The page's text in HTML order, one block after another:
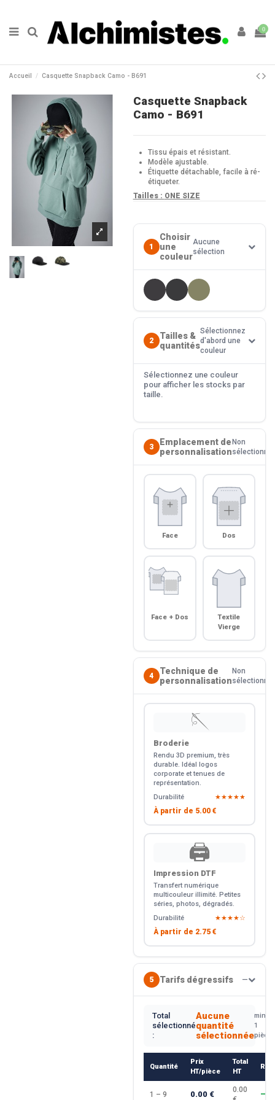
0
Accueil Casquette Snapback Camo - B691
Casquette Snapback
Camo - B691
Tissu épais et résistant.
Modèle ajustable.
Étiquette détachable, facile à ré-
étiqueter.
Tailles : ONE SIZE
1
Choisir
une
couleur
Aucune
sélection
2
Tailles &
quantités
Sélectionnez
d'abord une
couleur
Sélectionnez une couleur
pour afficher les stocks par
taille.
3
Emplacement de
personnalisation
Non
sélectionné
Face Dos
Face + Dos
Textile
Vierge
4
Technique de
personnalisation
Non
sélectionné
🪡
Broderie
Rendu 3D premium, très
durable. Idéal logos
corporate et tenues de
représentation.
Durabilité
★★★★★
À partir de 5.00 €
🖨️
Impression DTF
Transfert numérique
multicouleur illimité. Petites
séries, photos, dégradés.
Durabilité
★★★★☆
À partir de 2.75 €
5 Tarifs dégressifs —
Total
sélectionné
:
Aucune
quantité
sélectionnée
min.
1
pièce
Quantité
Prix
HT/pièce
Total
HT
1 – 9 0.00 €
0.00
—